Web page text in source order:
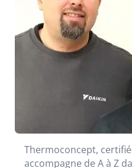
Thermoconcept,
accompagne de A à Z